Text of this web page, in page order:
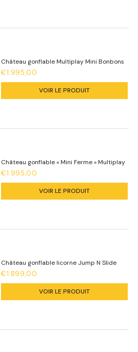
Château gonflable Multiplay Mini Bonbons
€1.995,00
VOIR LE PRODUIT
Château gonflable « Mini Ferme » Multiplay
€1.995,00
VOIR LE PRODUIT
Château gonflable licorne Jump N Slide
€1.899,00
VOIR LE PRODUIT